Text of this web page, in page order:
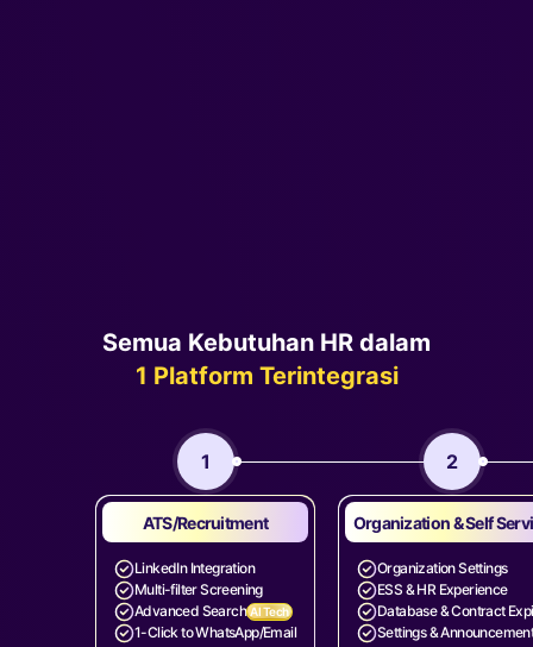
Semua Kebutuhan HR dalam
1 Platform Terintegrasi
1
ATS/Recruitment
LinkedIn Integration
Multi-filter Screening
Advanced Search AI Tech
1-Click to WhatsApp/Email
2
Organization & Self
Organization Settings
ESS & HR Experience
Database & Contract
Settings &